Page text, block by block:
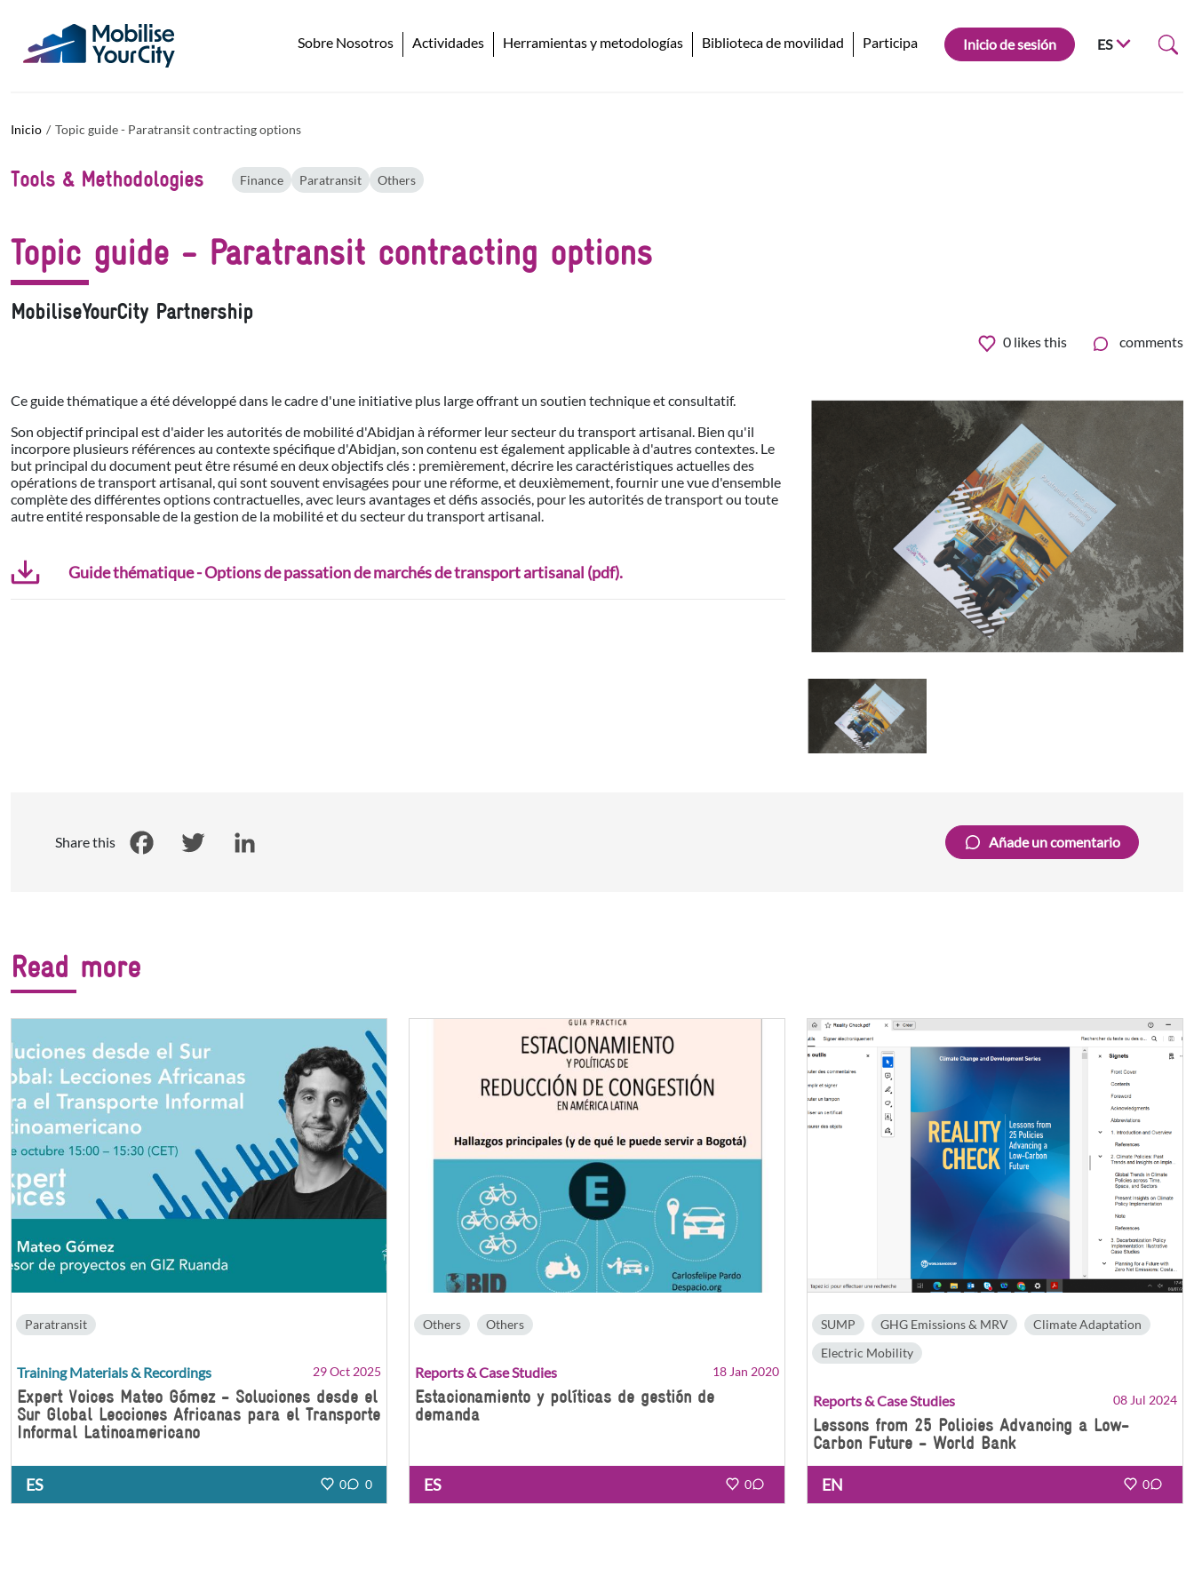
Sobre Nosotros Actividades Herramientas y metodologías Biblioteca de movilidad Participa Inicio de sesión ES
Inicio Topic guide - Paratransit contracting options
Tools & Methodologies Finance Paratransit Others
Topic guide - Paratransit contracting options
MobiliseYourCity Partnership
0 likes this comments
Ce guide thématique a été développé dans le cadre d'une initiative plus large offrant un soutien technique et consultatif.
Son objectif principal est d'aider les autorités de mobilité d'Abidjan à réformer leur secteur du transport artisanal. Bien qu'il
incorpore plusieurs références au contexte spécifique d'Abidjan, son contenu est également applicable à d'autres contextes. Le
but principal du document peut être résumé en deux objectifs clés : premièrement, décrire les caractéristiques actuelles des
opérations de transport artisanal, qui sont souvent envisagées pour une réforme, et deuxièmement, fournir une vue d'ensemble
complète des différentes options contractuelles, avec leurs avantages et défis associés, pour les autorités de transport ou toute
autre entité responsable de la gestion de la mobilité et du secteur du transport artisanal.
Guide thématique - Options de passation de marchés de transport artisanal (pdf).
Share this
Añade un comentario
Read more
Paratransit
Training Materials & Recordings 29 Oct 2025
Expert Voices Mateo Gómez - Soluciones desde el
Sur Global Lecciones Africanas para el Transporte
Informal Latinoamericano
ES 0 0
Others Others
Reports & Case Studies 18 Jan 2020
Estacionamiento y políticas de gestión de
demanda
ES 0
SUMP GHG Emissions & MRV
Climate Adaptation
Electric Mobility
Reports & Case Studies 08 Jul 2024
Lessons from 25 Policies Advancing a Low-
Carbon Future - World Bank
EN 0